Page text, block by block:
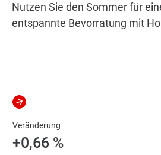
Nutzen Sie den Sommer für
entspannte Bevorratung mit
Veränderung
+0,66 %